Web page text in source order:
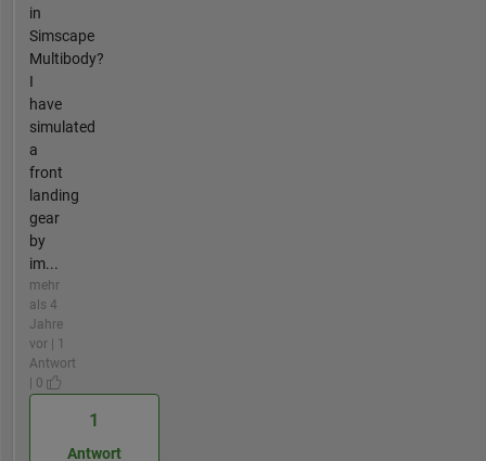
in
Simscape
Multibody?
I
have
simulated
a
front
landing
gear
by
im...
mehr
als 4
Jahre
vor | 1
Antwort
| 0
1
Antwort